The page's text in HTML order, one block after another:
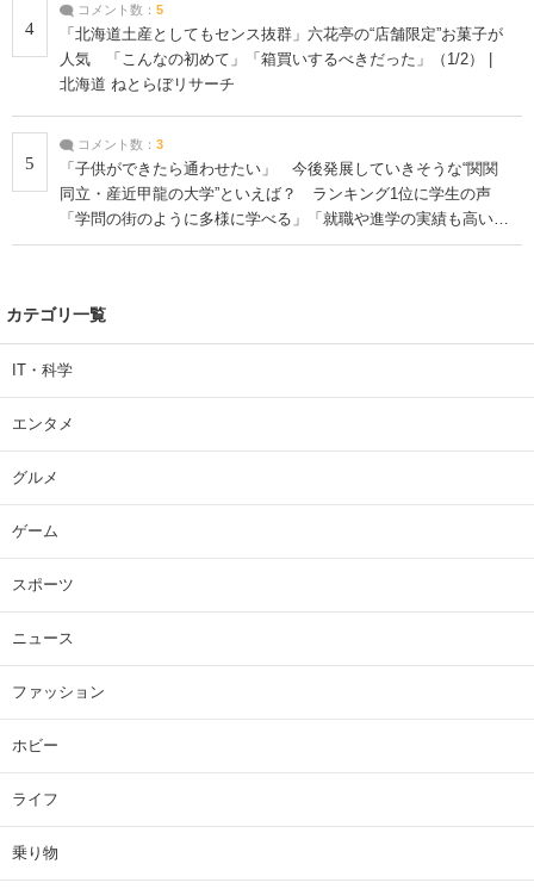
4
コメント数： 5
「北海道土産としてもセンス抜群」六花亭の“店舗限定”お菓子が
人気 「こんなの初めて」「箱買いするべきだった」（1/2） |
北海道 ねとらぼリサーチ
5
コメント数： 3
「子供ができたら通わせたい」 今後発展していきそうな“関関
同立・産近甲龍の大学”といえば？ ランキング1位に学生の声
「学問の街のように多様に学べる」「就職や進学の実績も高い」
| 大学 ねとらぼリサーチ
カテゴリ一覧
IT・科学
エンタメ
グルメ
ゲーム
スポーツ
ニュース
ファッション
ホビー
ライフ
乗り物